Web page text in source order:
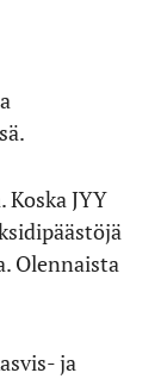
JYY
Olennaista
ja